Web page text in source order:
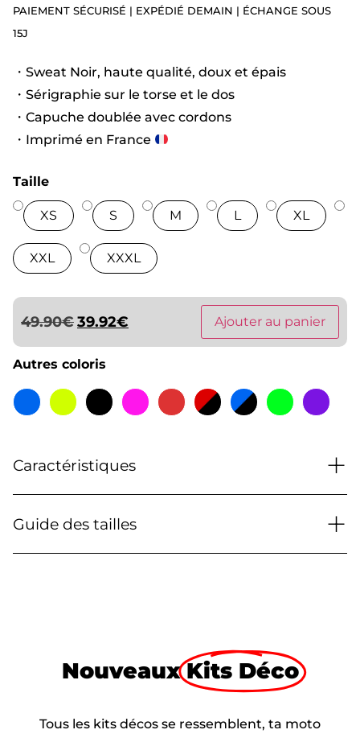
PAIEMENT SÉCURISÉ | EXPÉDIÉ DEMAIN | ÉCHANGE SOUS
15J
・Sweat Noir, haute qualité, doux et épais
・Sérigraphie sur le torse et le dos
・Capuche doublée avec cordons
・Imprimé en France
Taille
XS S M L XL
XXL XXXL
49.90€39.92€ Ajouter au panier
Autres coloris
Caractéristiques +
Guide des tailles +
Nouveaux Kits Déco
Tous les kits décos se ressemblent, ta moto